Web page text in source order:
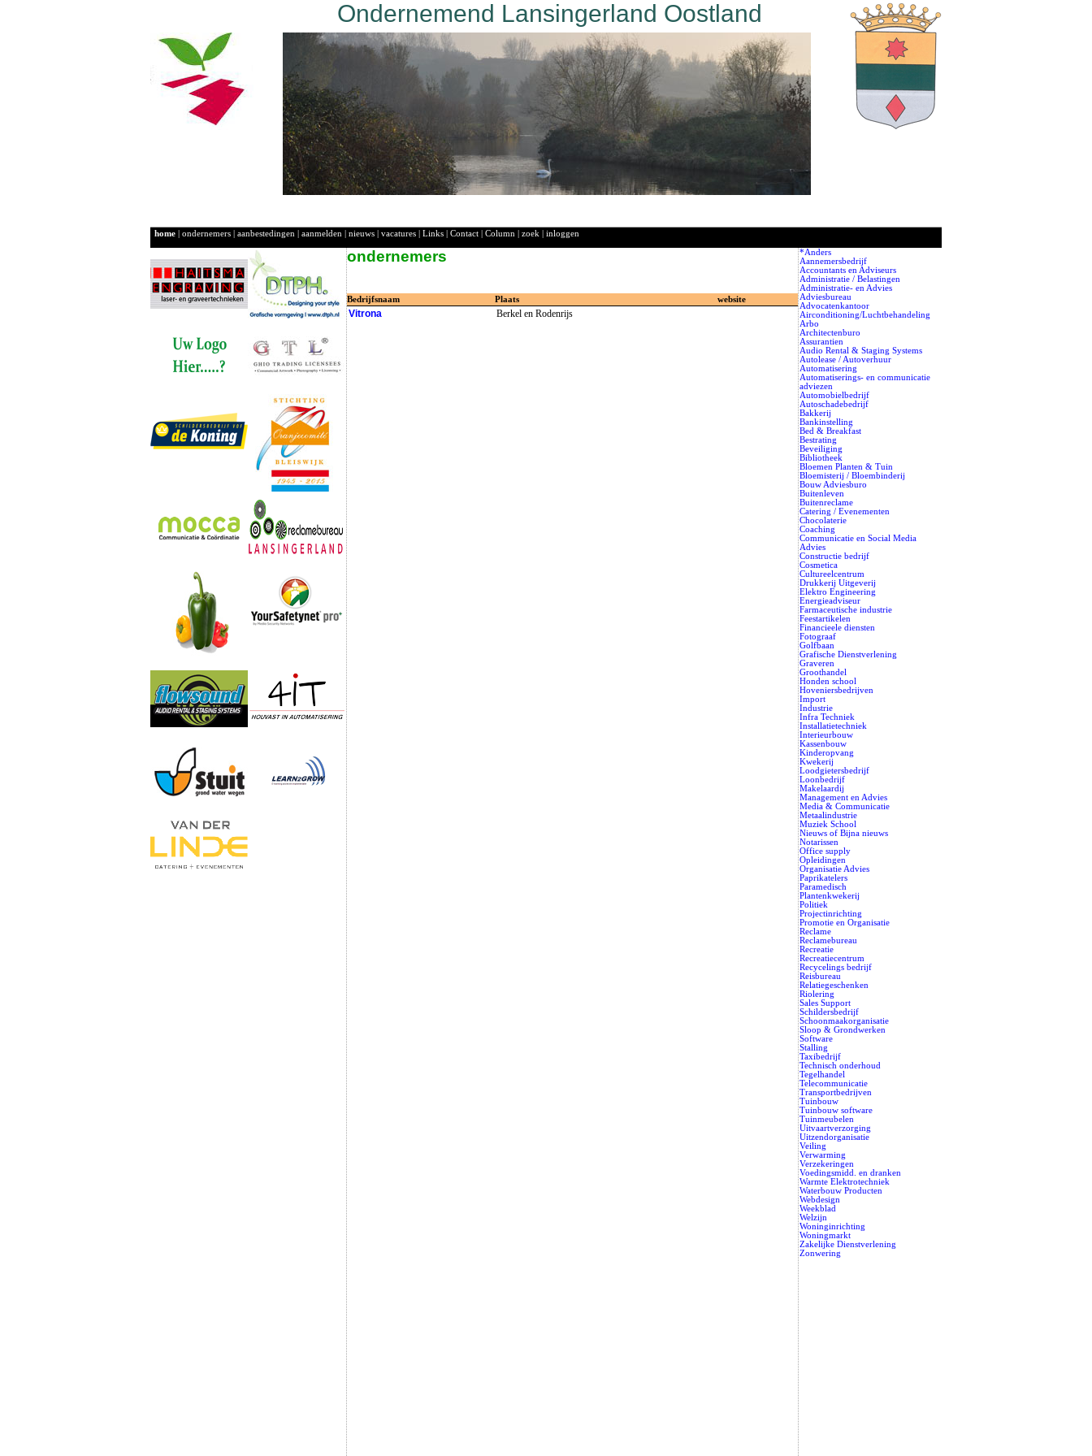
Ondernemend Lansingerland Oostland
home ondernemers aanbestedingen aanmelden nieuws vacatures Links Contact Column zoek inloggen
ondernemers
Bedrijfsnaam Plaats website
Vitrona Berkel en Rodenrijs
*Anders
Aannemersbedrijf
Accountants en Adviseurs
Administratie / Belastingen
Administratie- en Advies
Adviesbureau
Advocatenkantoor
Airconditioning/Luchtbehandeling
Arbo
Architectenburo
Assurantien
Audio Rental & Staging Systems
Autolease / Autoverhuur
Automatisering
Automatiserings- en communicatie
adviezen
Automobielbedrijf
Autoschadebedrijf
Bakkerij
Bankinstelling
Bed & Breakfast
Bestrating
Beveiliging
Bibliotheek
Bloemen Planten & Tuin
Bloemisterij / Bloembinderij
Bouw Adviesburo
Buitenleven
Buitenreclame
Catering / Evenementen
Chocolaterie
Coaching
Communicatie en Social Media
Advies
Constructie bedrijf
Cosmetica
Cultureelcentrum
Drukkerij Uitgeverij
Elektro Engineering
Energieadviseur
Farmaceutische industrie
Feestartikelen
Financieele diensten
Fotograaf
Golfbaan
Grafische Dienstverlening
Graveren
Groothandel
Honden school
Hoveniersbedrijven
Import
Industrie
Infra Techniek
Installatietechniek
Interieurbouw
Kassenbouw
Kinderopvang
Kwekerij
Loodgietersbedrijf
Loonbedrijf
Makelaardij
Management en Advies
Media & Communicatie
Metaalindustrie
Muziek School
Nieuws of Bijna nieuws
Notarissen
Office supply
Opleidingen
Organisatie Advies
Paprikatelers
Paramedisch
Plantenkwekerij
Politiek
Projectinrichting
Promotie en Organisatie
Reclame
Reclamebureau
Recreatie
Recreatiecentrum
Recycelings bedrijf
Reisbureau
Relatiegeschenken
Riolering
Sales Support
Schildersbedrijf
Schoonmaakorganisatie
Sloop & Grondwerken
Software
Stalling
Taxibedrijf
Technisch onderhoud
Tegelhandel
Telecommunicatie
Transportbedrijven
Tuinbouw
Tuinbouw software
Tuinmeubelen
Uitvaartverzorging
Uitzendorganisatie
Veiling
Verwarming
Verzekeringen
Voedingsmidd. en dranken
Warmte Elektrotechniek
Waterbouw Producten
Webdesign
Weekblad
Welzijn
Woninginrichting
Woningmarkt
Zakelijke Dienstverlening
Zonwering